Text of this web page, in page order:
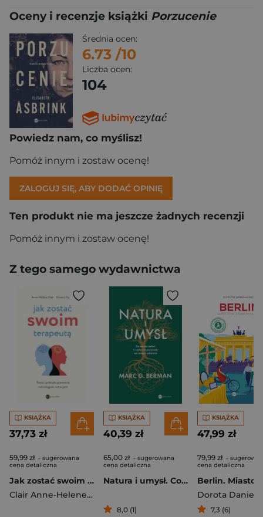
Oceny i recenzje książki Porzucenie
Średnia ocen:
6.73 /10
Liczba ocen:
104
Powiedz nam, co myślisz!
Pomóż innym i zostaw ocenę!
ZALOGUJ SIĘ, ABY DODAĆ OPINIĘ
Ten produkt nie ma jeszcze żadnych recenzji
Pomóż innym i zostaw ocenę!
Z tego samego wydawnictwa
KSIĄŻKA
37,73 zł
59,99 zł - sugerowana
cena detaliczna
Jak zostać swoim terapeutą
Clair Anne-Helene
,Trybou Vincent
KSIĄŻKA
40,39 zł
65,00 zł - sugerowana
cena detaliczna
Natura i umysł. Co nauka mówi o wpływie przyrody na mózg i zdrowie
8,0 (1)
KSIĄŻKA
47,99 zł
79,99 zł -
cena detaliczna
Dorota
7,3 (6)